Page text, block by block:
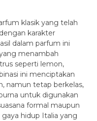
klasik yang telah
karakter
dalam parfum ini
menambah
seperti lemon,
ini menciptakan
namun tetap berkelas,
untuk digunakan
formal maupun
hidup Italia yang